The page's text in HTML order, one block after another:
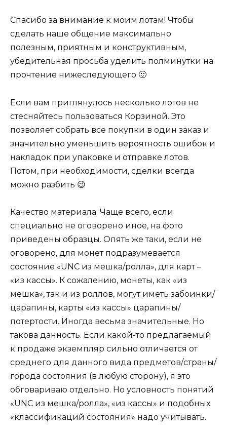
Спасибо за внимание к моим лотам! Чтобы
сделать наше общение максимально
полезным, приятным и конструктивным,
убедительная просьба уделить полминутки на
прочтение нижеследующего 🙂
Если вам приглянулось несколько лотов не
стесняйтесь пользоваться Корзиной. Это
позволяет собрать все покупки в один заказ и
значительно уменьшить вероятность ошибок и
накладок при упаковке и отправке лотов.
Потом, при необходимости, сделки всегда
можно разбить 😉
Качество материала. Чаще всего, если
специально не оговорено иное, на фото
приведены образцы. Опять же таки, если не
оговорено, для монет подразумевается
состояние «UNC из мешка/ролла», для карт –
«из кассы». К сожалению, монеты, как «из
мешка», так и из роллов, могут иметь забоинки/
царапины, карты «из кассы» царапины/
потертости. Иногда весьма значительные. Но
такова данность. Если какой-то предлагаемый
к продаже экземпляр сильно отличается от
среднего для данного вида предметов/страны/
города состояния (в любую сторону), я это
обговариваю отдельно. Но условность понятий
«UNC из мешка/ролла», «из кассы» и подобных
«классификаций состояния» надо учитывать.